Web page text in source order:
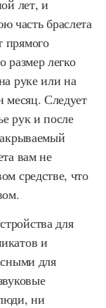
лет, и
часть браслета
прямого
размер легко
руке или на
месяц. Следует
рук и после
вам не
средстве, что
для
и
для
ни